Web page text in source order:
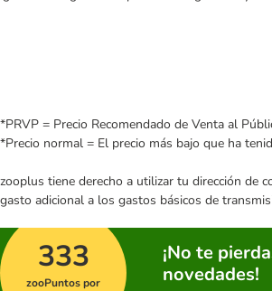
*PRVP = Precio Recomendado de Venta al
*Precio normal = El precio más bajo que ha
zooplus tiene derecho a utilizar tu dirección de
gasto adicional a los gastos básicos de
333
zooPuntos por
¡No te
novedades!